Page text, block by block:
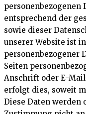
personenbezogenen
entsprechend der
sowie dieser
unserer Website ist
personenbezogener
Seiten
Anschrift oder E-
erfolgt dies, soweit
Diese Daten werden